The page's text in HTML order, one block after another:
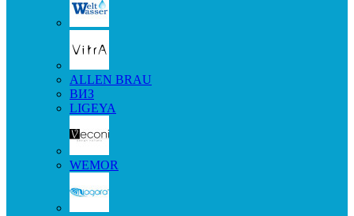
ALLEN BRAU
ВИЗ
LIGEYA
WEMOR